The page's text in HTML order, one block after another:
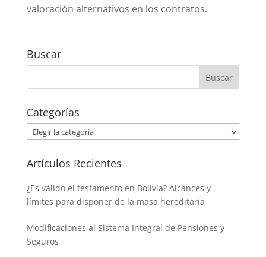
valoración alternativos en los contratos.
Buscar
Categorías
Categorías
Artículos Recientes
¿Es válido el testamento en Bolivia? Alcances y
límites para disponer de la masa hereditaria
Modificaciones al Sistema Integral de Pensiones y
Seguros